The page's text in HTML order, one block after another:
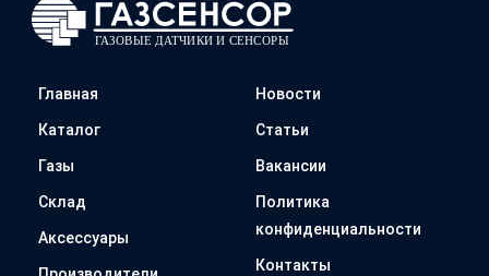
Главная
Каталог
Газы
Склад
Аксессуары
Новости
Статьи
Вакансии
Политика
конфиденциальности
Контакты